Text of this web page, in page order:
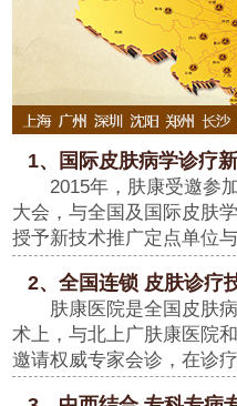
1、国际皮肤病学诊疗
2015年，肤康受邀参
大会，与全国及国际皮肤
授予新技术推广定点单位
2、全国连锁 皮肤诊疗
肤康医院是全国皮肤
术上，与北上广肤康医院
邀请权威专家会诊，在诊